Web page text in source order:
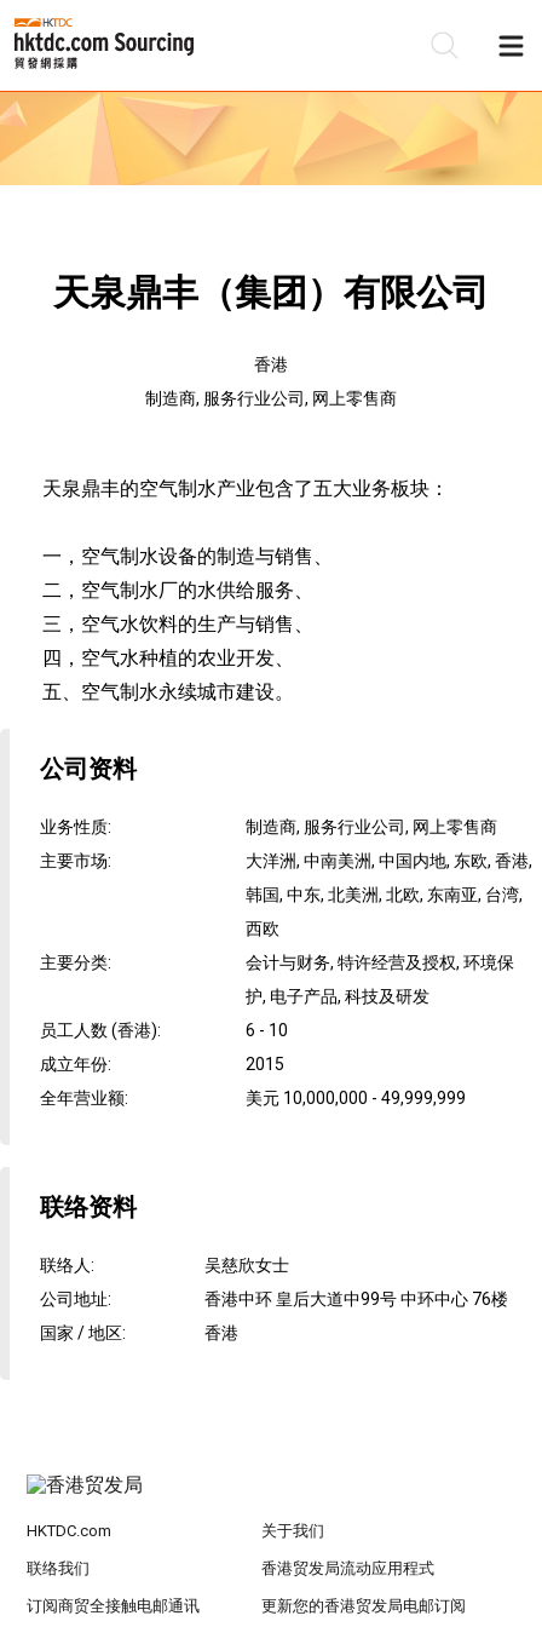
天泉鼎丰（集团）有限公司
香港
制造商, 服务行业公司, 网上零售商
天泉鼎丰的空气制水产业包含了五大业务板块：
一，空气制水设备的制造与销售、
二，空气制水厂的水供给服务、
三，空气水饮料的生产与销售、
四，空气水种植的农业开发、
五、空气制水永续城市建设。
公司资料
业务性质:
制造商, 服务行业公司, 网上零售商
主要市场:
大洋洲, 中南美洲, 中国内地, 东欧, 香港,
韩国, 中东, 北美洲, 北欧, 东南亚, 台湾,
西欧
主要分类:
会计与财务, 特许经营及授权, 环境保
护, 电子产品, 科技及研发
员工人数 (香港):
6 - 10
成立年份:
2015
全年营业额: 美元 10,000,000 - 49,999,999
联络资料
联络人:
吴慈欣女士
公司地址:
香港中环 皇后大道中99号 中环中心 76楼
国家 / 地区: 香港
HKTDC.com 关于我们
联络我们 香港贸发局流动应用程式
订阅商贸全接触电邮通讯 更新您的香港贸发局电邮订阅